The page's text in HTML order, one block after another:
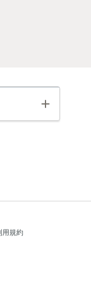
Toggle
用規約